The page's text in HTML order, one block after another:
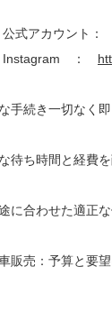
公式アカウント：
Instagram ：
手続き一切なく即
待ち時間と経費を
に合わせた適正
販売：予算と要